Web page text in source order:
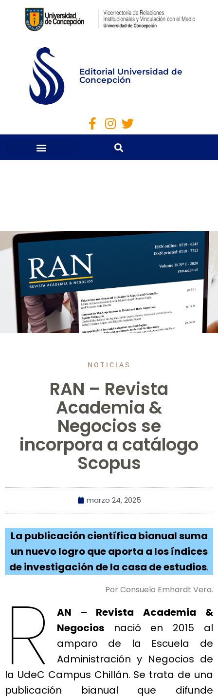
Editorial Universidad de
Concepción
NOTICIAS
RAN – Revista
Academia &
Negocios se
incorpora a catálogo
Scopus
marzo 24, 2025
La publicación científica bianual suma
un nuevo logro que aporta a los índices
de investigación de la casa de estudios.
Por Consuelo Emhardt Vera.
R
AN – Revista Academia &
Negociosnació en 2015 al
amparo de la Escuela de
Administración y Negocios de
la UdeC Campus Chillán. Se trata de una
publicación bianual que difunde